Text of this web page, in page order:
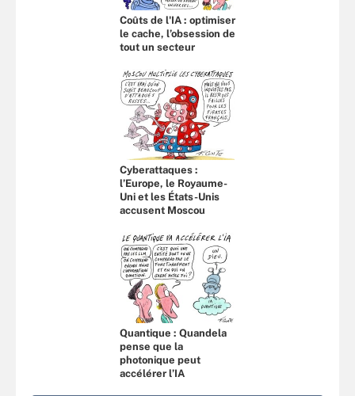
Coûts de l'IA : optimiser
le cache, l’obsession de
tout un secteur
Cyberattaques :
l’Europe, le Royaume-
Uni et les États-Unis
accusent Moscou
Quantique : Quandela
pense que la
photonique peut
accélérer l’IA